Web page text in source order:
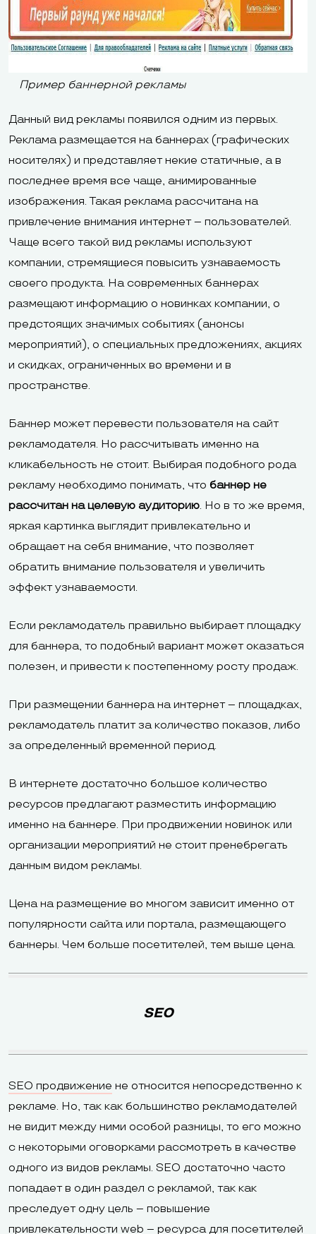
Пример баннерной рекламы
Данный вид рекламы появился одним из первых.
Реклама размещается на баннерах (графических
носителях) и представляет некие статичные, а в
последнее время все чаще, анимированные
изображения. Такая реклама рассчитана на
привлечение внимания интернет – пользователей.
Чаще всего такой вид рекламы используют
компании, стремящиеся повысить узнаваемость
своего продукта. На современных баннерах
размещают информацию о новинках компании, о
предстоящих значимых событиях (анонсы
мероприятий), о специальных предложениях, акциях
и скидках, ограниченных во времени и в
пространстве.
Баннер может перевести пользователя на сайт
рекламодателя. Но рассчитывать именно на
кликабельность не стоит. Выбирая подобного рода
рекламу необходимо понимать, что баннер не
рассчитан на целевую аудиторию. Но в то же время,
яркая картинка выглядит привлекательно и
обращает на себя внимание, что позволяет
обратить внимание пользователя и увеличить
эффект узнаваемости.
Если рекламодатель правильно выбирает площадку
для баннера, то подобный вариант может оказаться
полезен, и привести к постепенному росту продаж.
При размещении баннера на интернет – площадках,
рекламодатель платит за количество показов, либо
за определенный временной период.
В интернете достаточно большое количество
ресурсов предлагают разместить информацию
именно на баннере. При продвижении новинок или
организации мероприятий не стоит пренебрегать
данным видом рекламы.
Цена на размещение во многом зависит именно от
популярности сайта или портала, размещающего
баннеры. Чем больше посетителей, тем выше цена.
SEO
SEO продвижение не относится непосредственно к
рекламе. Но, так как большинство рекламодателей
не видит между ними особой разницы, то его можно
с некоторыми оговорками рассмотреть в качестве
одного из видов рекламы. SEO достаточно часто
попадает в один раздел с рекламой, так как
преследует одну цель – повышение
привлекательности web – ресурса для посетителей